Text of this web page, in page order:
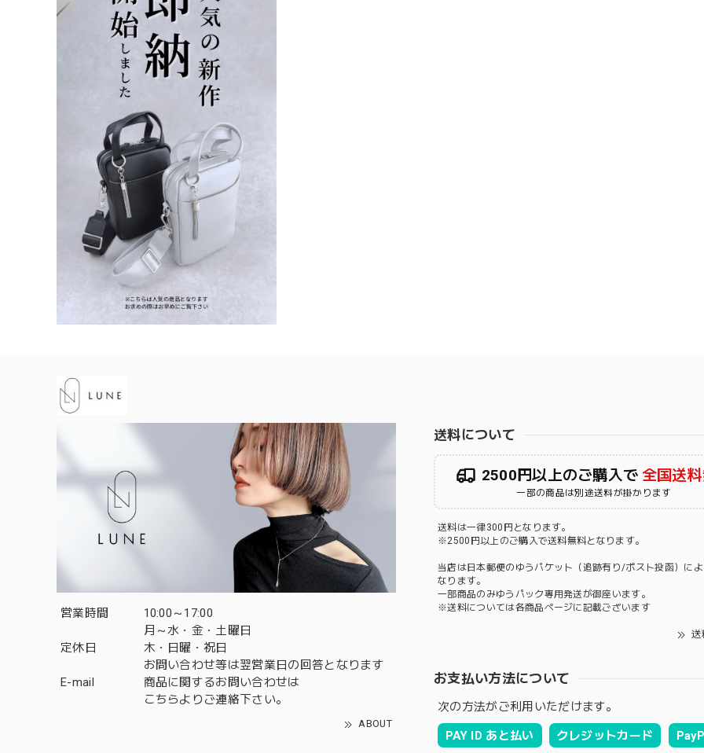
営業時間
10:00～17:00
月～水・金・土曜日
定休日
木・日曜・祝日
お問い合わせ等は翌営業日の回答となります
E-mail
商品に関するお問い合わせは
こちらよりご連絡下さい。
ABOUT
送料について
2500円以上のご購入で 全国送
一部の商品は別途送料が掛かります
送料は一律300円となります。
※2500円以上のご購入で送料無料となります。
当店は日本郵便のゆうパケット（追跡有り/ポスト投函）に
なります。
一部商品のみゆうパック専用発送が御座います。
※送料については各商品ページに記載ございます
送
お支払い方法について
次の方法がご利用いただけます。
PAY ID あと払い クレジットカード